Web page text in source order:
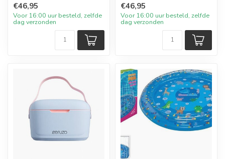
€46,95
Voor 16:00 uur besteld, zelfde
dag verzonden
€46,95
Voor 16:00 uur besteld, zelfde
dag verzonden